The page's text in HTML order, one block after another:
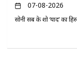
07-08-2026
सोनी सब के शो ‘यादें’ का